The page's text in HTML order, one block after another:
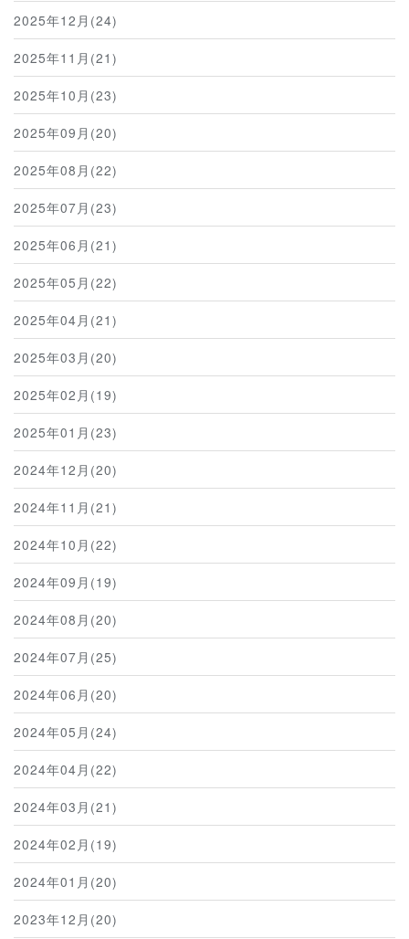
2025年12月(24)
2025年11月(21)
2025年10月(23)
2025年09月(20)
2025年08月(22)
2025年07月(23)
2025年06月(21)
2025年05月(22)
2025年04月(21)
2025年03月(20)
2025年02月(19)
2025年01月(23)
2024年12月(20)
2024年11月(21)
2024年10月(22)
2024年09月(19)
2024年08月(20)
2024年07月(25)
2024年06月(20)
2024年05月(24)
2024年04月(22)
2024年03月(21)
2024年02月(19)
2024年01月(20)
2023年12月(20)